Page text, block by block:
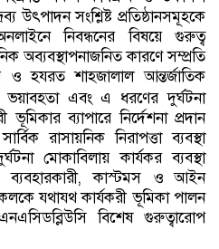
উৎপাদন সংশ্লিষ্ট প্রতিষ্ঠানসমূহকে
নিবন্ধনের বিষয়ে গুরুত্ব
অব্যবস্থাপনাজনিত কারণে সম্প্রতি
ও হযরত শাহজালাল আন্তর্জাতিক
ভয়াবহতা এবং এ ধরণের দুর্ঘটনা
ব্যাপারে নির্দেশনা প্রদান
রাসায়নিক নিরাপত্তা ব্যবস্থা
মোকাবিলায় কার্যকর ব্যবস্থা
ব্যবহারকারী, কাস্টমস ও আইন
যথাযথ কার্যকরী ভূমিকা পালন
বিশেষ গুরুত্বারোপ